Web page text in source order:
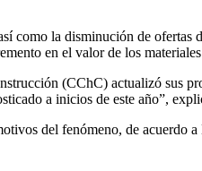
como la disminución de
en el valor de los
(CChC) actualizó sus
a inicios de este año”,
del fenómeno, de acuerdo